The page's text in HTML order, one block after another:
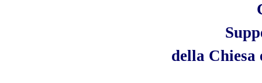
della